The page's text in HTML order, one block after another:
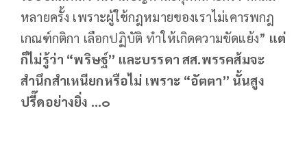
หลายครั้ง เพราะผู้ใช้กฎหมายของเราไม่เคารพกฎ
เกณฑ์กติกา เลือกปฏิบัติ ทำให้เกิดความขัดแย้ง” แต่
ก็ไม่รู้ว่า “พริษฐ์” และบรรดา สส.พรรคส้มจะ
สำนึกสำเหนียกหรือไม่ เพราะ “อัตตา” นั้นสูง
ปรี๊ดอย่างยิ่ง ...๐